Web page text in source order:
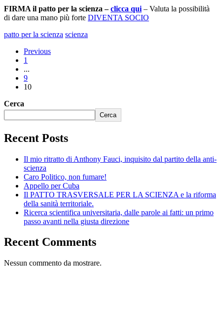
FIRMA il patto per la scienza –clicca qui – Valuta la possibilità
di dare una mano più forte DIVENTA SOCIO
patto per la scienza scienza
Previous
1
...
9
10
Cerca
Cerca
Recent Posts
Il mio ritratto di Anthony Fauci, inquisito dal partito della anti-
scienza
Caro Politico, non fumare!
Appello per Cuba
Il PATTO TRASVERSALE PER LA SCIENZA e la riforma
della sanità territoriale.
Ricerca scientifica universitaria, dalle parole ai fatti: un primo
passo avanti nella giusta direzione
Recent Comments
Nessun commento da mostrare.